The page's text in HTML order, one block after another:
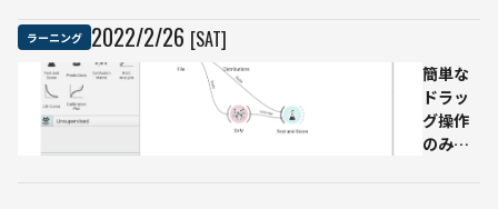
出
し
て
み
分
選し
た
「教
養・
ラーニング 2022/2/26 [SAT]
簡単な
ドラッ
グ操作
のみで